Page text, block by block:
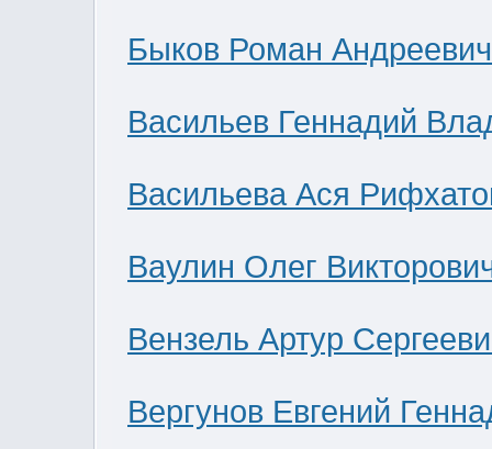
Быков Роман Андреевич
Васильев Геннадий
Васильева Ася
Ваулин Олег
Вензель Артур
Вергунов Евгений